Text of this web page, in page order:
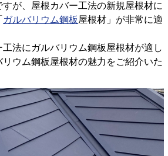
が、屋根カバー工法の新規屋根材に
ガルバリウム鋼板屋根材」が非常に適
法にガルバリウム鋼板屋根材が適し
ウム鋼板屋根材の魅力をご紹介いた